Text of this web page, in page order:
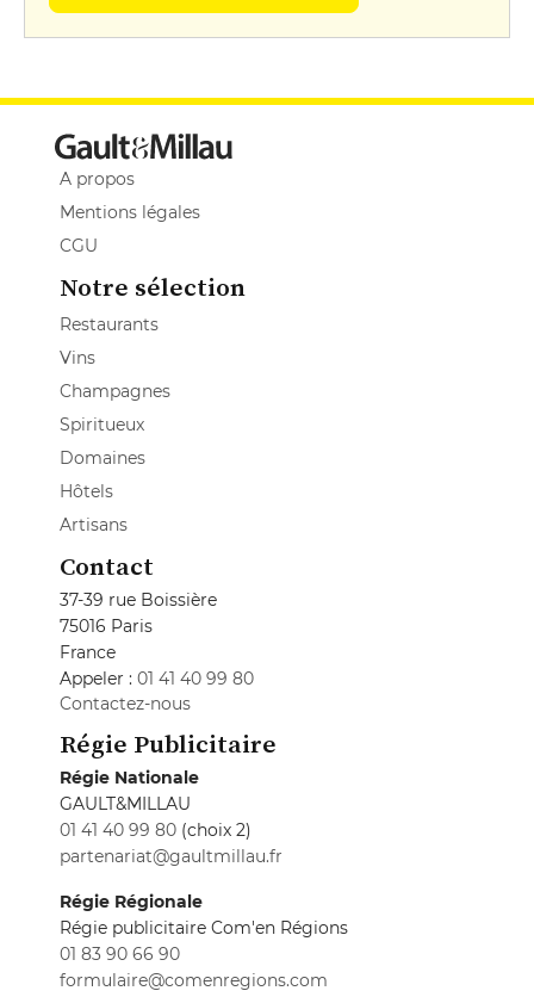
A propos
Mentions légales
CGU
Notre sélection
Restaurants
Vins
Champagnes
Spiritueux
Domaines
Hôtels
Artisans
Contact
37-39 rue Boissière
75016 Paris
France
Appeler : 01 41 40 99 80
Contactez-nous
Régie Publicitaire
Régie Nationale
GAULT&MILLAU
01 41 40 99 80 (choix 2)
partenariat@gaultmillau.fr
Régie Régionale
Régie publicitaire Com'en Régions
01 83 90 66 90
formulaire@comenregions.com